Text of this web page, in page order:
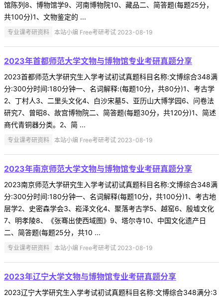
馆陈列8、博物馆学9、河南博物院10、藏品二、简答题(每题25分，
共100分)1、文物鉴定的 ...
专业课考研资料 本站小编 Free考研考试 2023-08-19
2023年首都师范大学文物与博物馆专业考研真题分享
2023首都师范大学研究生入学考试初试真题科目名称:文博综合348满
分:300分时间:180分钟一、名词解释:(每题10分，共80分)1、考古学
2、丁村人3、二里头文化4、白沙宋墓5、亚历山大博学园6、问卷法
研究7、曾昭8、故宫博物院二、简答题(每题30分，共120分)1、简述
商代青铜器分类。2、简 ...
专业课考研资料 本站小编 Free考研考试 2023-08-19
2023年南京师范大学文物与博物馆专业考研真题分享
2023南京师范大学研究生入学考试初试真题科目名称:文博综合348满
分:300分时间:180分钟一、名词解释(每题10分，共100分)1、考古地
层学2、史密森学会3、崧泽文化4、聚落考古学5、越窑6、殷墟文化
7、明孝陵8、《张骞出使西域图》9、塔尔寺10、中国文化遗产日
二、简答题(每题25分，共10 ...
专业课考研资料 本站小编 Free考研考试 2023-08-19
2023年辽宁大学文物与博物馆专业考研真题分享
2023辽宁大学研究生入学考试初试真题科目名称:文博综合348满分:3